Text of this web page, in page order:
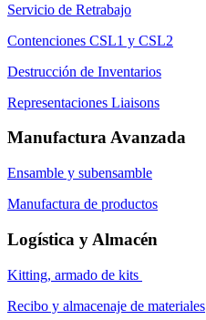
Servicio de Retrabajo
Contenciones CSL1 y CSL2
Destrucción de Inventarios
Representaciones Liaisons
Manufactura Avanzada
Ensamble y subensamble
Manufactura de productos
Logística y Almacén
Kitting, armado de kits
Recibo y almacenaje de materiales